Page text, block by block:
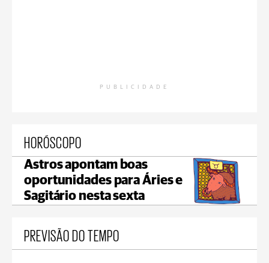
PUBLICIDADE
HORÓSCOPO
Astros apontam boas
oportunidades para Áries e
Sagitário nesta sexta
PREVISÃO DO TEMPO